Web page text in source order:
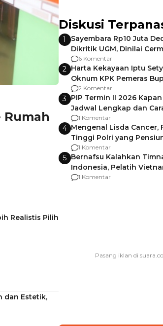
Rumah
Realistis Pilih
dan Estetik,
Diskusi
1
Sayembara Rp10 Juta
Dikritik UGM, Dinilai
Gagalnya Negara Jamin
6 Komentar
2 Harta Kekayaan Iptu
Oknum KPK Pemeras
Pemalang
2 Komentar
3 PIP Termin II 2026
Jadwal Lengkap dan
agar Dana Tidak Hangus!
1 Komentar
4 Mengenal Lisda Cancer,
Tinggi Polri yang
Usai Jadi Brigjen
1 Komentar
5 Bernafsu Kalahkan
Indonesia, Pelatih
Berencana Pakai Jimat di
1 Komentar